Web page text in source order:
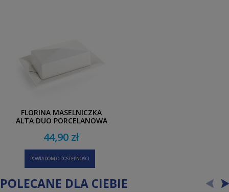
FLORINA MASELNICZKA
ALTA DUO PORCELANOWA
44,90 zł
POWIADOM O DOSTĘPNOŚCI
POLECANE DLA CIEBIE